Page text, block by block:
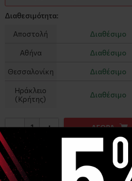
Διαθεσιμότητα:
Αποστολή Διαθέσιμο
Αθήνα Διαθέσιμο
Θεσσαλονίκη Διαθέσιμο
Ηράκλειο
(Κρήτης)
Διαθέσιμο
− + ΑΓΟΡΑ
Αναλυτική Περιγραφή